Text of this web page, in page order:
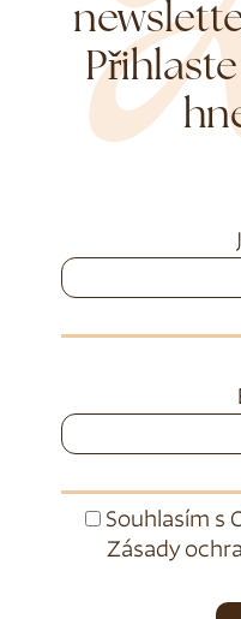
Souhlasím s
Zásady